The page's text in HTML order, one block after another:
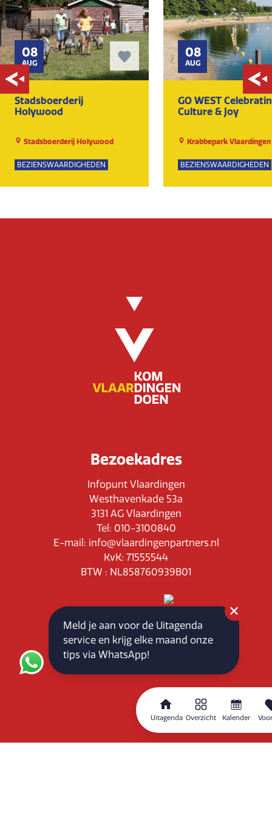
Uitagenda Overzicht Kalender
08
AUG
Stadsboerderij
Holywood
Stadsboerderij Holywood
BEZIENSWAARDIGHEDEN
08
AUG
GO WEST
Culture & Joy
Krabbepark Vlaardingen
BEZIENSWAARDIGHEDEN
Bezoekadres
Infopunt Vlaardingen
Westhavenkade 53a
3131 AG Vlaardingen
Tel: 010-3100840
E-mail: info@vlaardingenpartners.nl
KvK: 71555544
BTW : NL858760939B01
Routeplanner
Home
Overzicht
Kalender
Meld je aan voor de Uitagenda
service en krijg elke maand onze
tips via WhatsApp!